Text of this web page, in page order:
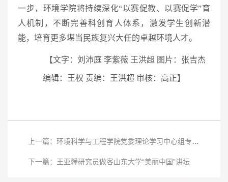
一步，环境学院将持续深化“以赛促教、以赛促学”育
人机制，不断完善科创育人体系，激发学生创新潜
能，培育更多堪当民族复兴大任的卓越环境人才。
【文字： 刘沛庭 李紫薇 王洪超 图片：张吉杰
编辑：王权 责编：王洪超 审核：高正】
上一篇：环境科学与工程学院党委理论学习中心组专题学习党的二十届四中全会精神
下一篇：王亚韡研究员做客山东大学“美丽中国”讲坛